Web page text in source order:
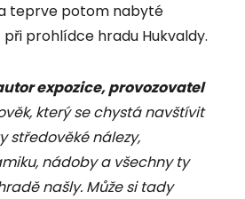
teprve potom nabyté
prohlídce hradu Hukvaldy.
expozice, provozovatel
který se chystá navštívit
středověké nálezy,
nádoby a všechny ty
našly. Může si tady